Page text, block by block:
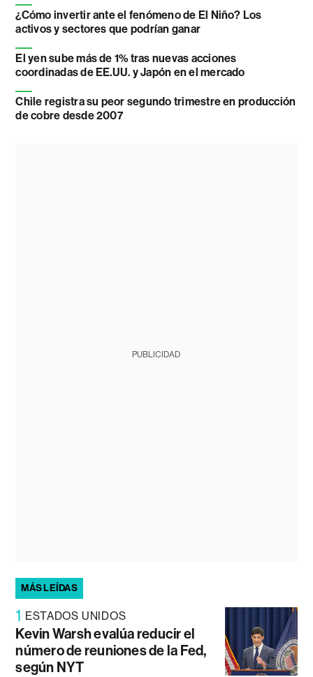
¿Cómo invertir ante el fenómeno de El Niño? Los
activos y sectores que podrían ganar
El yen sube más de 1% tras nuevas acciones
coordinadas de EE.UU. y Japón en el mercado
Chile registra su peor segundo trimestre en producción
de cobre desde 2007
PUBLICIDAD
MÁS LEÍDAS
1 ESTADOS UNIDOS
Kevin Warsh evalúa reducir el
número de reuniones de la Fed,
según NYT